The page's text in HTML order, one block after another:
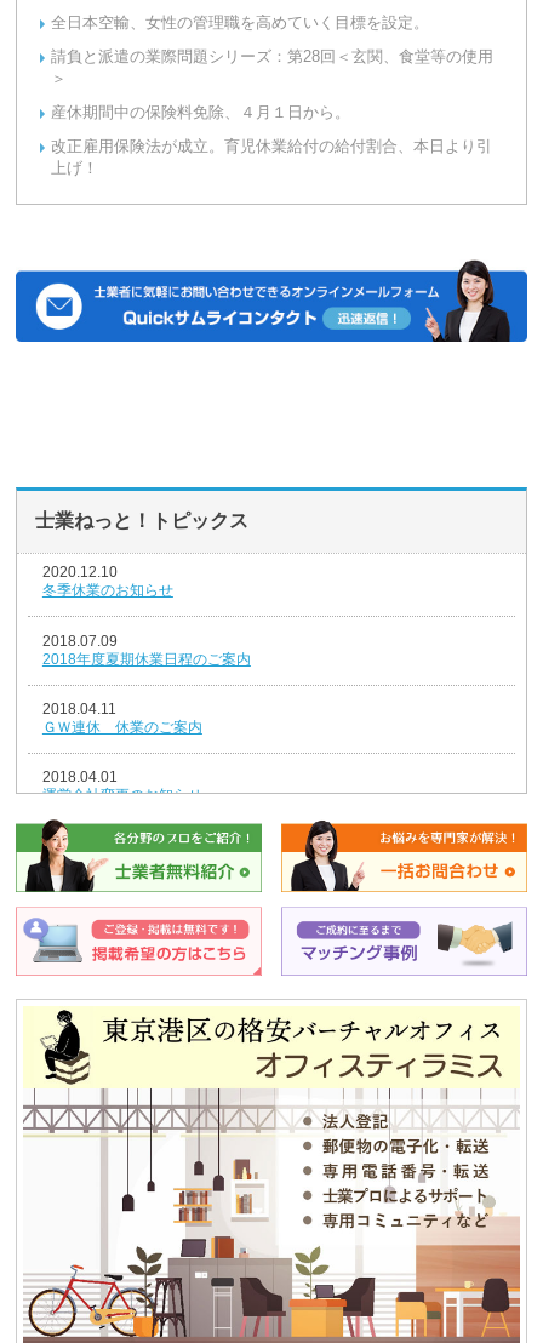
全日本空輸、女性の管理職を高めていく目標を設定。
請負と派遣の業際問題シリーズ：第28回＜玄関、食堂等の使用
＞
産休期間中の保険料免除、４月１日から。
改正雇用保険法が成立。育児休業給付の給付割合、本日より引
上げ！
士業ねっと！トピックス
2020.12.10
冬季休業のお知らせ
2018.07.09
2018年度夏期休業日程のご案内
2018.04.11
ＧＷ連休 休業のご案内
2018.04.01
運営会社変更のお知らせ
2018.01.04
新年のごあいさつ
2017.12.26
年末年始休業のお知らせ
2014.08.07
夏期休業のお知らせ
2013.12.25
平成25年冬季休暇のお知らせ
2013.08.12
夏期休業のお知らせ
独立・移転をお考えの方、必見！！格安合同貸事務所のご紹介！！